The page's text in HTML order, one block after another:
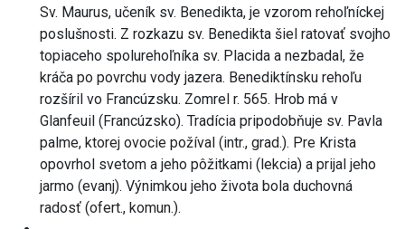
Sv. Maurus, učeník sv. Benedikta, je vzorom rehoľníckej
poslušnosti. Z rozkazu sv. Benedikta šiel ratovať svojho
topiaceho spolurehoľníka sv. Placida a nezbadal, že
kráča po povrchu vody jazera. Benediktínsku rehoľu
rozšíril vo Francúzsku. Zomrel r. 565. Hrob má v
Glanfeuil (Francúzsko). Tradícia pripodobňuje sv. Pavla
palme, ktorej ovocie požíval (intr., grad.). Pre Krista
opovrhol svetom a jeho pôžitkami (lekcia) a prijal jeho
jarmo (evanj). Výnimkou jeho života bola duchovná
radosť (ofert., komun.).